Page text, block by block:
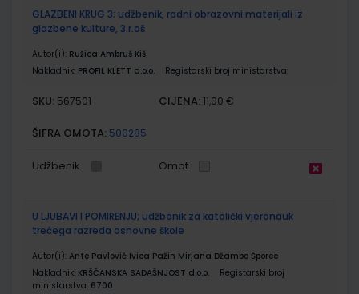
GLAZBENI KRUG 3; udžbenik, radni obrazovni materijali iz
glazbene kulture, 3.r.oš
Autor(i): Ružica Ambruš Kiš
Nakladnik: PROFIL KLETT d.o.o. Registarski broj ministarstva:
SKU: 567501 CIJENA: 11,00 €
ŠIFRA OMOTA: 500285
Udžbenik Omot
U LJUBAVI I POMIRENJU; udžbenik za katolički vjeronauk
trećega razreda osnovne škole
Autor(i): Ante Pavlović Ivica Pažin Mirjana Džambo Šporec
Nakladnik: KRŠĆANSKA SADAŠNJOST d.o.o.
Registarski broj
ministarstva: 6700